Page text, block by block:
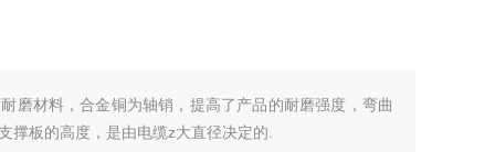
磨材料，合金铜为轴销，提高了产品的耐磨强度，弯曲
撑板的高度，是由电缆z大直径决定的.